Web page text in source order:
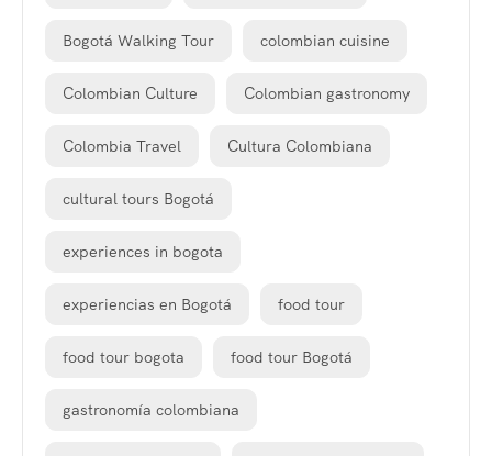
Bogotá Walking Tour colombian cuisine
Colombian Culture Colombian gastronomy
Colombia Travel Cultura Colombiana
cultural tours Bogotá
experiences in bogota
experiencias en Bogotá food tour
food tour bogota food tour Bogotá
gastronomía colombiana